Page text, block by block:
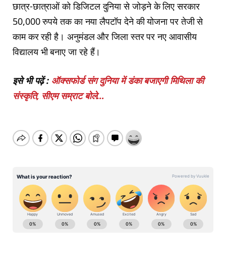
छात्र-छात्राओं को डिजिटल दुनिया से जोड़ने के लिए सरकार
50,000 रुपये तक का नया लैपटॉप देने की योजना पर तेजी से
काम कर रही है। अनुमंडल और जिला स्तर पर नए आवासीय
विद्यालय भी बनाए जा रहे हैं।
इसे भी पढ़ें : ऑक्सफोर्ड संग दुनिया में डंका बजाएगी मिथिला की
संस्कृति, सीएम सम्राट बोले…